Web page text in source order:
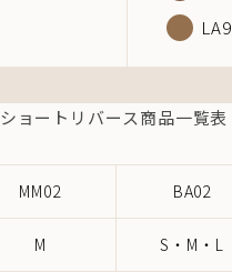
LA9
ショートリバース商品一覧表
MM02 BA02
M S・M・L